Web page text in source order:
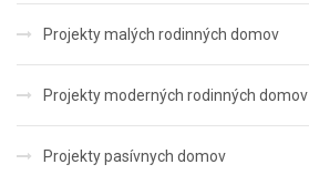
Projekty malých rodinných domov
Projekty moderných rodinných domov
Projekty pasívnych domov